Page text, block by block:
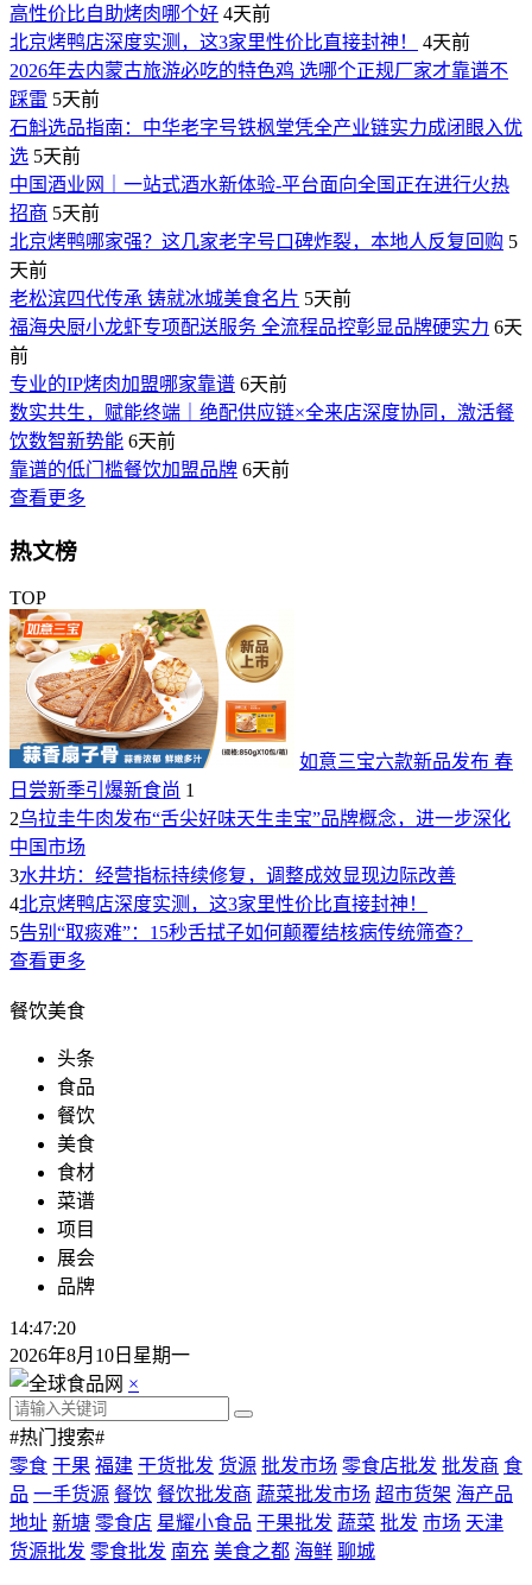
高性价比自助烤肉哪个好 4天前
北京烤鸭店深度实测，这3家里性价比直接封神！
4天前
2026年去内蒙古旅游必吃的特色鸡 选哪个正规厂家才靠谱不
踩雷 5天前
石斛选品指南：中华老字号铁枫堂凭全产业链实力成闭眼入优
选 5天前
中国酒业网｜一站式酒水新体验-平台面向全国正在进行火热
招商 5天前
北京烤鸭哪家强？这几家老字号口碑炸裂，本地人反复回购 5
天前
老松滨四代传承 铸就冰城美食名片 5天前
福海央厨小龙虾专项配送服务 全流程品控彰显品牌硬实力 6天
前
专业的IP烤肉加盟哪家靠谱 6天前
数实共生，赋能终端｜绝配供应链×全来店深度协同，激活餐
饮数智新势能 6天前
靠谱的低门槛餐饮加盟品牌 6天前
查看更多
热文榜
TOP
如意三宝六款新品发布 春
日尝新季引爆新食尚 1
2乌拉圭牛肉发布“舌尖好味天生圭宝”品牌概念，进一步深化
中国市场
3水井坊：经营指标持续修复，调整成效显现边际改善
4北京烤鸭店深度实测，这3家里性价比直接封神！
5告别“取痰难”：15秒舌拭子如何颠覆结核病传统筛查？
查看更多
餐饮美食
头条
食品
餐饮
美食
食材
菜谱
项目
展会
品牌
14:47:20
2026年8月10日星期一
×
#热门搜索#
零食 干果 福建 干货批发 货源 批发市场 零食店批发 批发商 食
品 一手货源 餐饮 餐饮批发商 蔬菜批发市场 超市货架 海产品
地址 新塘 零食店 星耀小食品 干果批发 蔬菜 批发 市场 天津
货源批发 零食批发 南充 美食之都 海鲜 聊城